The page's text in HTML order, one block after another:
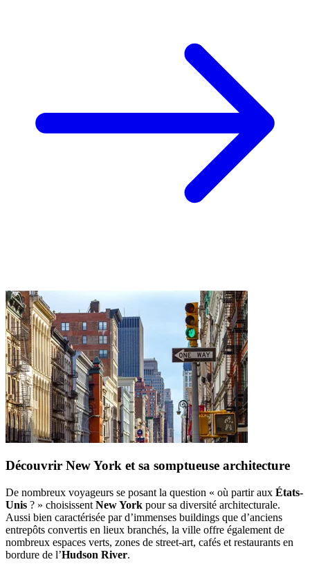
Découvrir New York et sa somptueuse architecture
De nombreux voyageurs se posant la question « où partir aux États-
Unis ? » choisissent New York pour sa diversité architecturale.
Aussi bien caractérisée par d’immenses buildings que d’anciens
entrepôts convertis en lieux branchés, la ville offre également de
nombreux espaces verts, zones de street-art, cafés et restaurants en
bordure de l’Hudson River.